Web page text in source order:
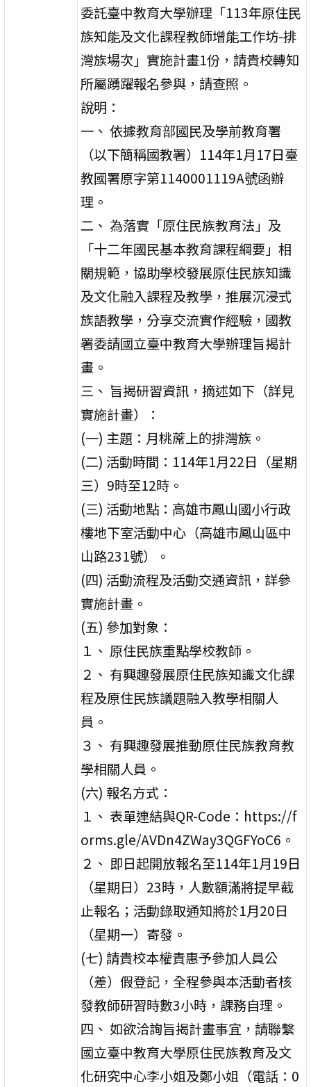
委託臺中教育大學辦理「113年原住民
族知能及文化課程教師增能工作坊-排
灣族場次」實施計畫1份，請貴校轉知
所屬踴躍報名參與，請查照。
說明：
一、 依據教育部國民及學前教育署
（以下簡稱國教署）114年1月17日臺
教國署原字第1140001119A號函辦
理。
二、 為落實「原住民族教育法」及
「十二年國民基本教育課程綱要」相
關規範，協助學校發展原住民族知識
及文化融入課程及教學，推展沉浸式
族語教學，分享交流實作經驗，國教
署委請國立臺中教育大學辦理旨揭計
畫。
三、 旨揭研習資訊，摘述如下（詳見
實施計畫）：
(一) 主題：月桃蓆上的排灣族。
(二) 活動時間：114年1月22日（星期
三）9時至12時。
(三) 活動地點：高雄市鳳山國小行政
樓地下室活動中心（高雄市鳳山區中
山路231號）。
(四) 活動流程及活動交通資訊，詳參
實施計畫。
(五) 參加對象：
１、 原住民族重點學校教師。
２、 有興趣發展原住民族知識文化課
程及原住民族議題融入教學相關人
員。
３、 有興趣發展推動原住民族教育教
學相關人員。
(六) 報名方式：
１、 表單連結與QR-Code：https://f
orms.gle/AVDn4ZWay3QGFYoC6。
２、 即日起開放報名至114年1月19日
（星期日）23時，人數額滿將提早截
止報名；活動錄取通知將於1月20日
（星期一）寄發。
(七) 請貴校本權責惠予參加人員公
（差）假登記，全程參與本活動者核
發教師研習時數3小時，課務自理。
四、 如欲洽詢旨揭計畫事宜，請聯繫
國立臺中教育大學原住民族教育及文
化研究中心李小姐及鄭小姐（電話：0